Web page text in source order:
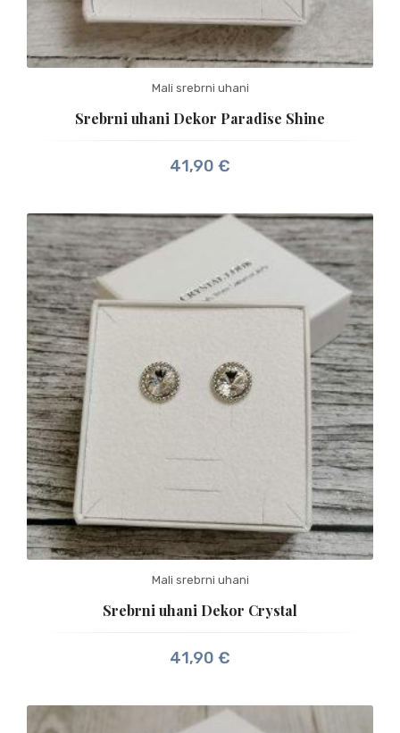
Mali srebrni uhani
Srebrni uhani Dekor Paradise Shine
41,90 €
Mali srebrni uhani
Srebrni uhani Dekor Crystal
41,90 €